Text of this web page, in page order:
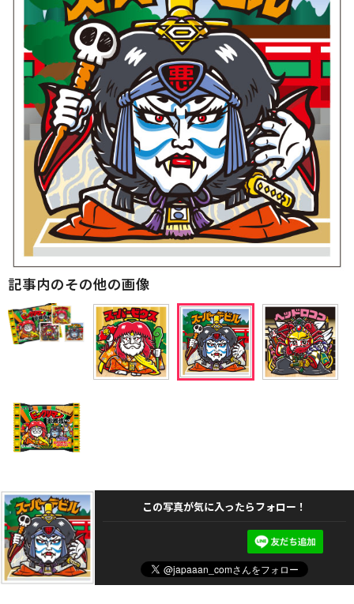
記事内のその他の画像
この写真が気に入ったらフォロー！